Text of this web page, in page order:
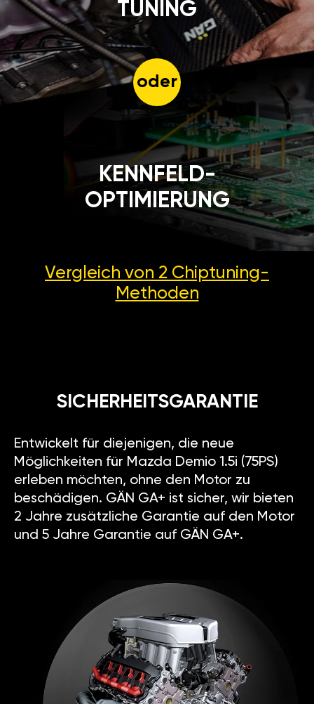
TUNING
oder
KENNFELD-
OPTIMIERUNG
Vergleich von 2 Chiptuning-
Methoden
SICHERHEITSGARANTIE
Entwickelt für diejenigen, die neue
Möglichkeiten für Mazda Demio 1.5i (75PS)
erleben möchten, ohne den Motor zu
beschädigen. GÄN GA+ ist sicher, wir bieten
2 Jahre zusätzliche Garantie auf den Motor
und 5 Jahre Garantie auf GÄN GA+.